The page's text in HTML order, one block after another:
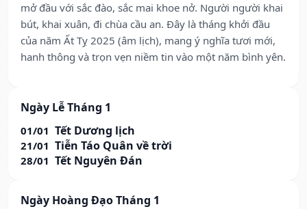
mở đầu với sắc đào, sắc mai khoe nở. Người người khai
bút, khai xuân, đi chùa cầu an. Đây là tháng khởi đầu
của năm Ất Tỵ 2025 (âm lịch), mang ý nghĩa tươi mới,
hanh thông và trọn vẹn niềm tin vào một năm bình yên.
Ngày Lễ Tháng 1
01/01 Tết Dương lịch
21/01 Tiễn Táo Quân về trời
28/01 Tết Nguyên Đán
Ngày Hoàng Đạo Tháng 1